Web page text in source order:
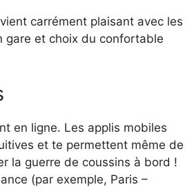
carrément plaisant avec les
gare et choix du confortable
en ligne. Les applis mobiles
et te permettent même de
la guerre de coussins à bord !
(par exemple, Paris –